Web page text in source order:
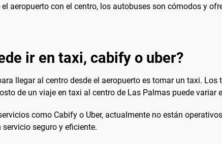
aeropuerto con el centro, los autobuses son cómodos y
ir en taxi, cabify o uber?
llegar al centro desde el aeropuerto es tomar un taxi.
de un viaje en taxi al centro de Las Palmas puede
como Cabify o Uber, actualmente no están
seguro y eficiente.